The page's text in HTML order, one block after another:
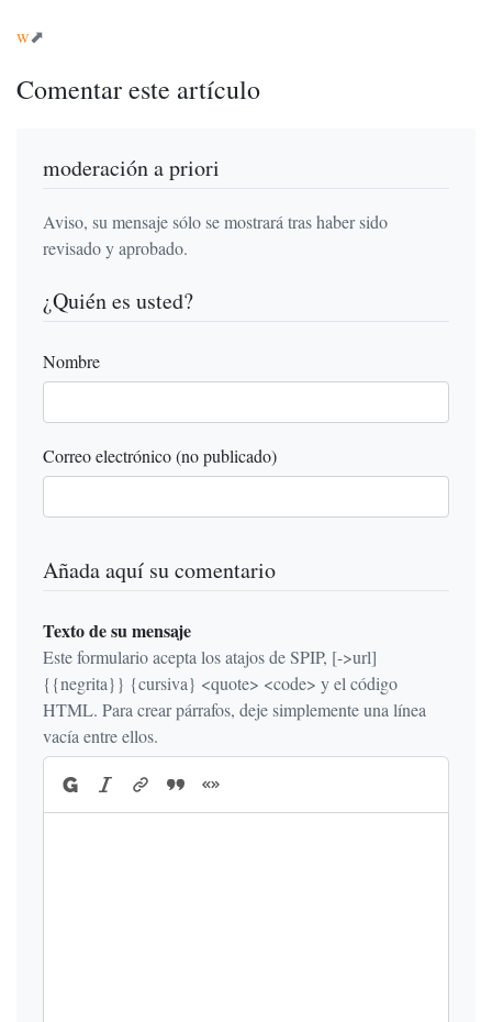
w
Comentar este artículo
moderación a priori
Aviso, su mensaje sólo se mostrará tras haber sido
revisado y aprobado.
¿Quién es usted?
Nombre
Correo electrónico (no publicado)
Añada aquí su comentario
Texto de su mensaje
Este formulario acepta los atajos de SPIP, [->url]
{{negrita}} {cursiva} <quote> <code> y el código
HTML. Para crear párrafos, deje simplemente una línea
vacía entre ellos.